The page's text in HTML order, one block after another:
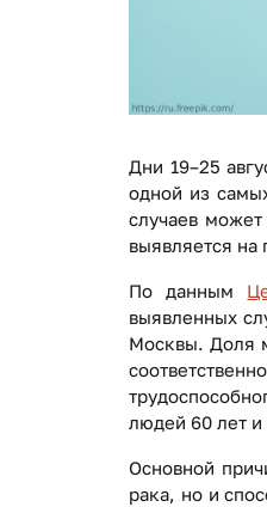
Дни 19–25
одной из
случаев
выявляется на
По данным
выявленных
Москвы. Доля
людей 60 лет и
Основной
рака, но и